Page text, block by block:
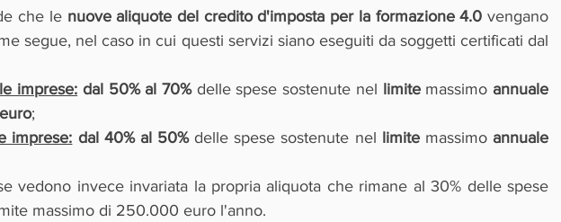
che le nuove aliquote del credito d'imposta per la formazione 4.0 vengano
segue, nel caso in cui questi servizi siano eseguiti da soggetti certificati dal
imprese: dal 50% al 70% delle spese sostenute nel limite massimo annuale
;
imprese: dal 40% al 50% delle spese sostenute nel limite massimo annuale
vedono invece invariata la propria aliquota che rimane al 30% delle spese
massimo di 250.000 euro l'anno.